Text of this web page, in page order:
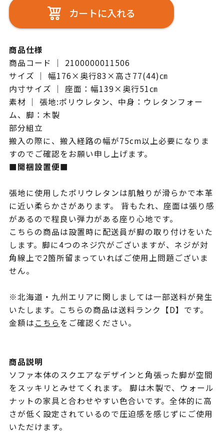
カートに入れる
商品仕様
商品コード ｜ 2100000011506
サイズ ｜ 幅176×奥行83×高さ77(44)㎝
内寸サイズ ｜ 座面：幅139×奥行51㎝
素材 ｜ 張地:ポリウレタン、中身：ウレタンフォー
ム、脚：木製
部分組立
搬入の際に、搬入経路の幅が75cm以上必要になりま
すのでご確認をお願い申し上げます。
■開梱設置便■
張地に使用したポリウレタンは肌触りが滑らかで本革
に近い柔らかさがあります。 背もたれ、座面は張り感
があるので程良い弾力がある座り心地です。
こちらの商品は設置時に配送員が脚の取り付けをいた
します。脚に4つのネジ穴がございますが、ネジが対
角線上で2箇所留まっていればご使用上問題ございま
せん。
※北海道・九州エリアに関しましては一部送料が発生
いたします。こちらの商品は送料ランク【D】です。
金額はこちらをご確認ください。
商品説明
ソファ本体のスクエアなデザインと角張った脚が空間
をスッキリとみせてくれます。 脚は木製で、ウォール
ナットの家具と合わせやすい色合いです。全体的に高
さが低く設定されているので圧迫感を感じずにご使用
いただけます。